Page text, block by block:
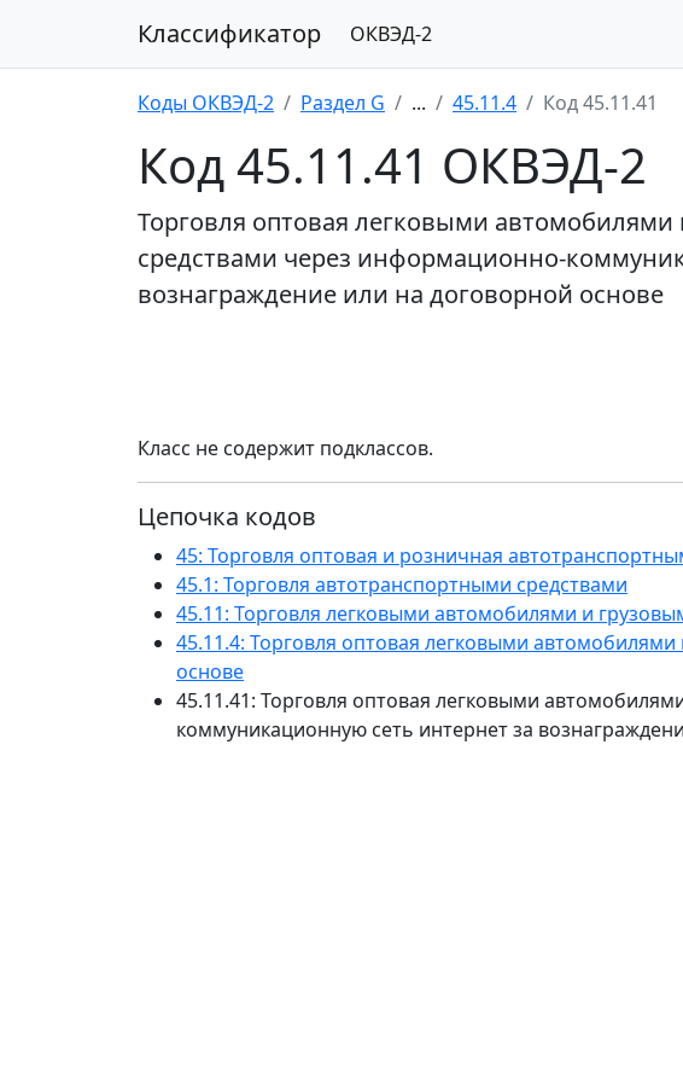
Классификатор ОКВЭД-2
Коды ОКВЭД-2 Раздел G ... 45.11.4 Код 45.11.41
Код 45.11.41 ОКВЭД-2
Торговля оптовая легковыми
средствами через информационно-
вознаграждение или на договорной основе
Класс не содержит подклассов.
Цепочка кодов
45: Торговля оптовая и розничная
45.1: Торговля автотранспортными средствами
45.11: Торговля легковыми автомобилями и
45.11.4: Торговля оптовая легковыми
основе
45.11.41: Торговля оптовая легковыми
коммуникационную сеть интернет за